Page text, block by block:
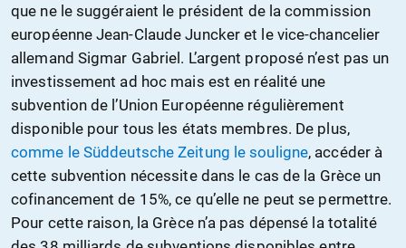
que ne le suggéraient le président de la commission
européenne Jean-Claude Juncker et le vice-chancelier
allemand Sigmar Gabriel. L’argent proposé n’est pas un
investissement ad hoc mais est en réalité une
subvention de l’Union Européenne régulièrement
disponible pour tous les états membres. De plus,
comme le Süddeutsche Zeitung le souligne, accéder à
cette subvention nécessite dans le cas de la Grèce un
cofinancement de 15%, ce qu’elle ne peut se permettre.
Pour cette raison, la Grèce n’a pas dépensé la totalité